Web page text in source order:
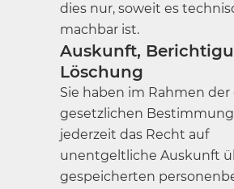
dies nur, soweit es
machbar ist.
Auskunft,
Löschung
Sie haben im Rahmen
gesetzlichen
jederzeit das Recht auf
unentgeltliche Auskunft
gespeicherten